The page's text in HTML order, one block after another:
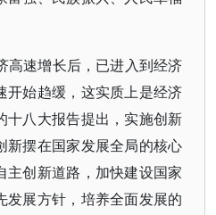
高速增长后，已进入到经济
开始趋缓，这实质上是经济
十八大报告提出，实施创新
新摆在国家发展全局的核心
主创新道路，加快建设国家
发展方针，培养全面发展的